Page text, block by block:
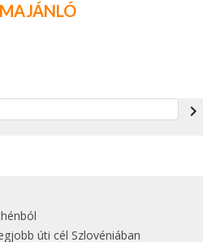
navigate_next
úti cél Szlovéniában